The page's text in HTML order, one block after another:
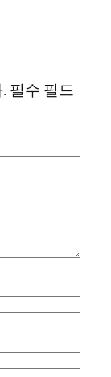
필수 필드